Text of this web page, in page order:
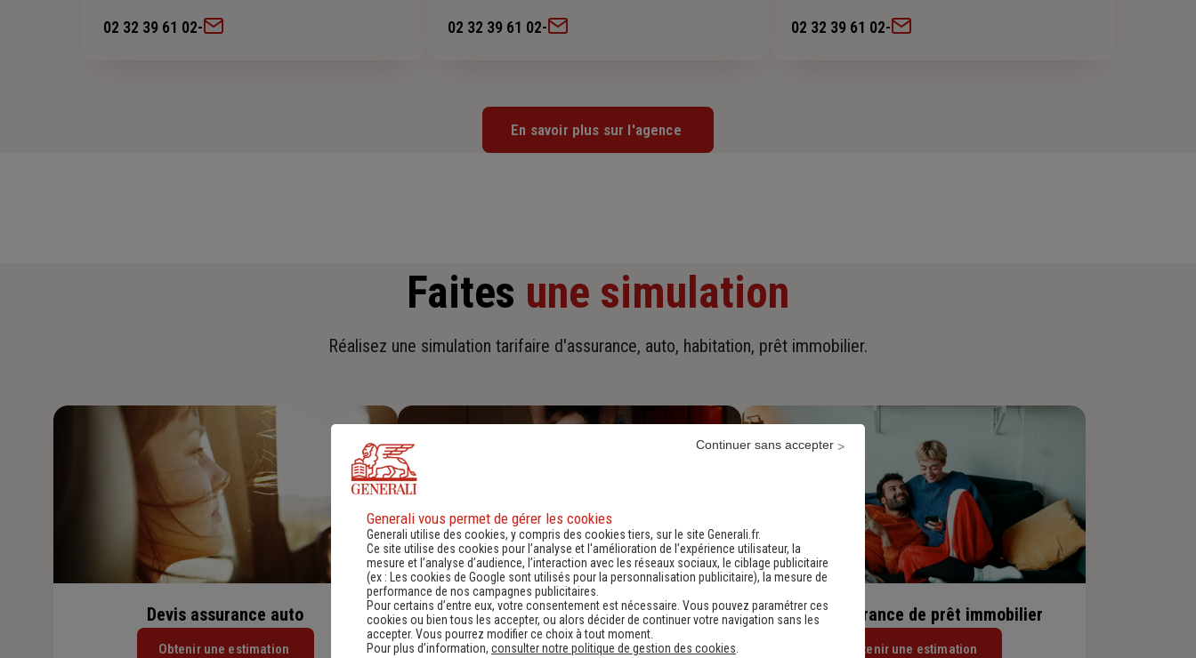
02 32 39 61 02- 02 32 39 61 02- 02 32 39 61 02-
En savoir plus sur l'agence
Faites une simulation
Réalisez une simulation tarifaire d'assurance, auto, habitation, prêt immobilier.
Devis assurance auto
Obtenir une estimation
Devis assurance habitation
Obtenir une estimation
Devis assurance de prêt immobilier
Obtenir une estimation
Generali vous permet de gérer les cookies
Generali utilise des cookies, y compris des cookies tiers, sur le site Generali.fr.
Ce site utilise des cookies pour l’analyse et l'amélioration de l’expérience utilisateur, la
mesure et l’analyse d’audience, l’interaction avec les réseaux sociaux, le ciblage publicitaire
(ex :
Les cookies de Google sont utilisés pour la personnalisation publicitaire), la mesure de
performance de nos campagnes publicitaires.
Pour certains d’entre eux, votre consentement est nécessaire. Vous pouvez paramétrer ces
cookies ou bien tous les accepter, ou alors décider de continuer votre navigation sans les
accepter. Vous pourrez modifier ce choix à tout moment.
Pour plus d’information, consulter notre politique de gestion des cookies
Continuer sans accepter